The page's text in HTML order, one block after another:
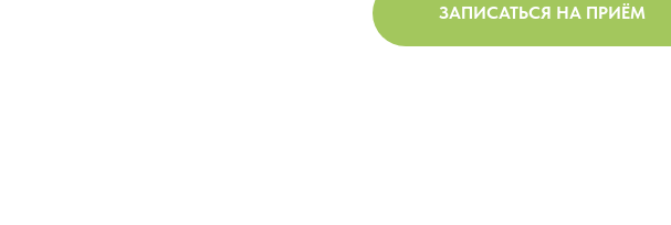
ЗАПИСАТЬСЯ НА ПРИЁМ